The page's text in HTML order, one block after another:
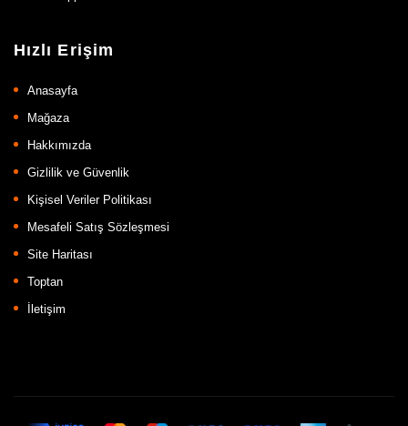
Hızlı Erişim
Anasayfa
Mağaza
Hakkımızda
Gizlilik ve Güvenlik
Kişisel Veriler Politikası
Mesafeli Satış Sözleşmesi
Site Haritası
Toptan
İletişim